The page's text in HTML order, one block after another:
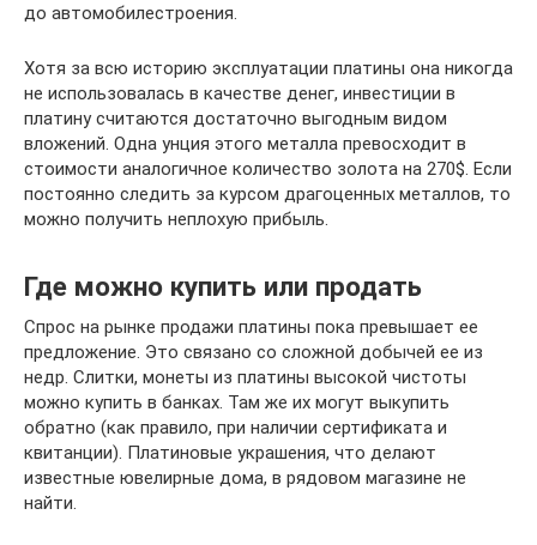
до автомобилестроения.
Хотя за всю историю эксплуатации платины она никогда
не использовалась в качестве денег, инвестиции в
платину считаются достаточно выгодным видом
вложений. Одна унция этого металла превосходит в
стоимости аналогичное количество золота на 270$. Если
постоянно следить за курсом драгоценных металлов, то
можно получить неплохую прибыль.
Где можно купить или продать
Спрос на рынке продажи платины пока превышает ее
предложение. Это связано со сложной добычей ее из
недр. Слитки, монеты из платины высокой чистоты
можно купить в банках. Там же их могут выкупить
обратно (как правило, при наличии сертификата и
квитанции). Платиновые украшения, что делают
известные ювелирные дома, в рядовом магазине не
найти.